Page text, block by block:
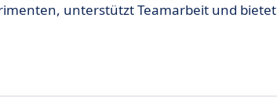
unterstützt Teamarbeit und bietet